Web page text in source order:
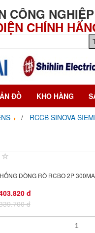
CÔNG NGHIỆP
CHÍNH
ĐỒ KHO HÀNG
RCCB SINOVA
DÒNG RÒ RCBO 2P
đ
đ